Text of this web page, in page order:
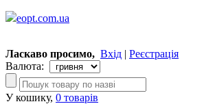
eopt.com.ua
Ласкаво просимо, Вхід | Реєстрація
Валюта:
У кошику, 0 товарів